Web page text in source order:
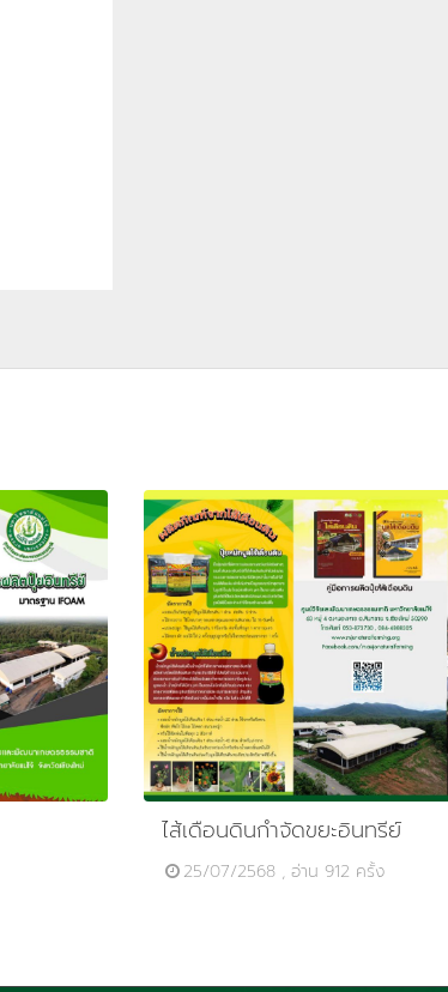
ไส้เดือนดินกำจัดขยะอินทรีย์
25/07/2568 , อ่าน 912 ครั้ง